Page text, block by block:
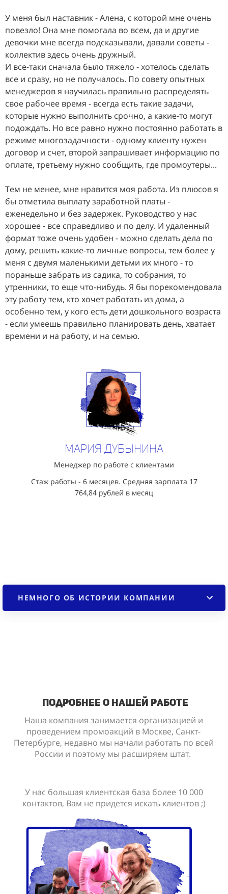
У меня был наставник - Алена, с которой мне очень
повезло! Она мне помогала во всем, да и другие
девочки мне всегда подсказывали, давали советы -
коллектив здесь очень дружный.
И все-таки сначала было тяжело - хотелось сделать
все и сразу, но не получалось. По совету опытных
менеджеров я научилась правильно распределять
свое рабочее время - всегда есть такие задачи,
которые нужно выполнить срочно, а какие-то могут
подождать. Но все равно нужно постоянно работать в
режиме многозадачности - одному клиенту нужен
договор и счет, второй запрашивает информацию по
оплате, третьему нужно сообщить, где промоутеры...
Тем не менее, мне нравится моя работа. Из плюсов я
бы отметила выплату заработной платы -
еженедельно и без задержек. Руководство у нас
хорошее - все справедливо и по делу. И удаленный
формат тоже очень удобен - можно сделать дела по
дому, решить какие-то личные вопросы, тем более у
меня с двумя маленькими детьми их много - то
пораньше забрать из садика, то собрания, то
утренники, то еще что-нибудь. Я бы порекомендовала
эту работу тем, кто хочет работать из дома, а
особенно тем, у кого есть дети дошкольного возраста
- если умеешь правильно планировать день, хватает
времени и на работу, и на семью.
Мария Дубынина
Менеджер по работе с клиентами
Стаж работы - 6 месяцев. Средняя зарплата 17
764,84 рублей в месяц
НЕМНОГО ОБ ИСТОРИИ КОМПАНИИ
подробнее о нашей работе
Наша компания занимается организацией и
проведением промоакций в Москве, Санкт-
Петербурге, недавно мы начали работать по всей
России и поэтому мы расширяем штат.
У нас большая клиентская база более 10 000
контактов, Вам не придется искать клиентов ;)